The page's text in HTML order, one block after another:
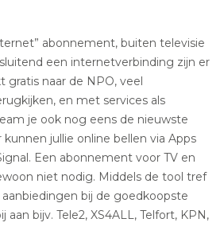
abonnement, buiten televisie
een internetverbinding zijn er
gratis naar de NPO, veel
en met services als
je ook nog eens de nieuwste
kunnen jullie online bellen via Apps
Een abonnement voor TV en
niet nodig. Middels de tool tref
bij de goedkoopste
aan bijv. Tele2, XS4ALL, Telfort, KPN,